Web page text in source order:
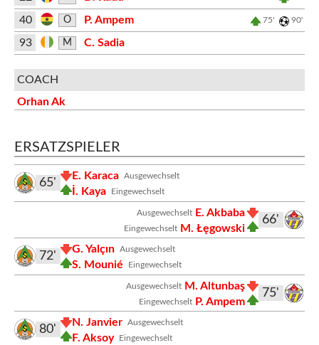
40 O P. Ampem 75' 90'
93 M C. Sadia
COACH
Orhan Ak
ERSATZSPIELER
Ausgewechselt
E. Karaca
Eingewechselt
İ. Kaya
65'
66'
Ausgewechselt E. Akbaba
Eingewechselt M. Łęgowski
Ausgewechselt
G. Yalçın
Eingewechselt
S. Mounié
72'
75'
Ausgewechselt M. Altunbaş
Eingewechselt P. Ampem
Ausgewechselt
N. Janvier
Eingewechselt
F. Aksoy
80'